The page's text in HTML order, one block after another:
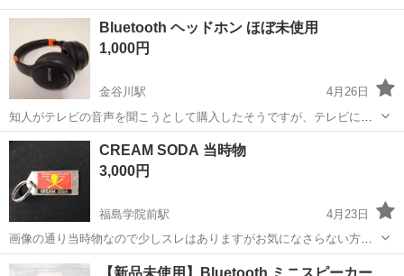
Bluetooth ヘッドホン ほぼ未使用
1,000円
金谷川駅
4月26日
知人がテレビの音声を聞こうとして購入したそうですが、テレビに
Bluetooth 機能がなく 使用できずに保管しておりました。 スマホで使
用しましたら、音質も良く装着感も良いようです。 充電口は Cタ
イプです。 本体及び...
福島 福島市 その他 Bluetooth
CREAM SODA 当時物
3,000円
福島学院前駅
4月23日
画像の通り当時物なので少しスレはありますがお気になさらない方宜
しくお願いします。 こちら現金手渡しでお願い致します
福島 福島市 福島学院前駅
【新品未使用】Bluetooth ミニスピーカー